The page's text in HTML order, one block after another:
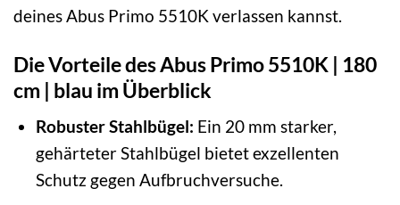
deines Abus Primo 5510K verlassen kannst.
Die Vorteile des Abus Primo 5510K | 180
cm | blau im Überblick
Robuster Stahlbügel: Ein 20 mm starker,
gehärteter Stahlbügel bietet exzellenten
Schutz gegen Aufbruchversuche.